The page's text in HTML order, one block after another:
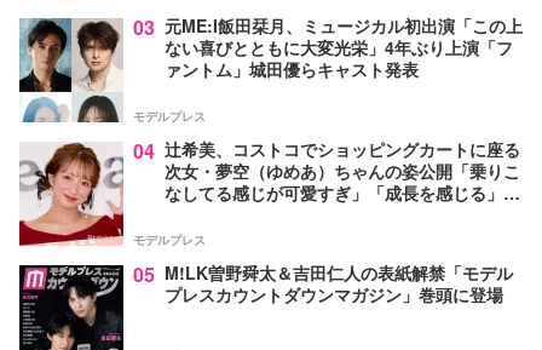
03 元ME:I飯田栞月、ミュージカル初出演「この上
ない喜びとともに大変光栄」4年ぶり上演「フ
ァントム」城田優らキャスト発表
モデルプレス
04 辻希美、コストコでショッピングカートに座る
次女・夢空（ゆめあ）ちゃんの姿公開「乗りこ
なしてる感じが可愛すぎ」「成長を感じる」の
モデルプレス
05 M!LK曽野舜太＆吉田仁人の表紙解禁「モデル
プレスカウントダウンマガジン」巻頭に登場